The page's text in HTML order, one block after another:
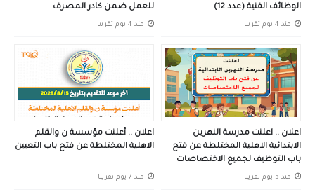
الوظائف الفنية (عدد 12)
منذ 4 يوم تقريبا
للعمل ضمن كادر المصرف
منذ 4 يوم تقريبا
اعلان .. اعلنت مدرسة النهرين
الابتدائية الاهلية المختلطة عن فتح
باب التوظيف لجميع الاختصاصات
منذ 5 يوم تقريبا
اعلان .. أعلنت مؤسسة ن والقلم
الاهلية المختلطة عن فتح باب التعيين
منذ 7 يوم تقريبا